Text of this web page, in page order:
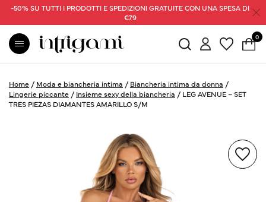
-50% SU TUTTI I PRODOTTI E SPEDIZIONI GRATUITE CON UNA SPESA DI
€79
0
Home / Moda e biancheria intima / Biancheria intima da donna /
Lingerie piccante / Insieme sexy della biancheria / LEG AVENUE – SET
TRES PIEZAS DIAMANTES AMARILLO S/M